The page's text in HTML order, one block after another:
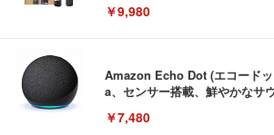
￥9,980
Amazon Echo Dot (エコード
a、センサー搭載、鮮やかなサ
￥7,480